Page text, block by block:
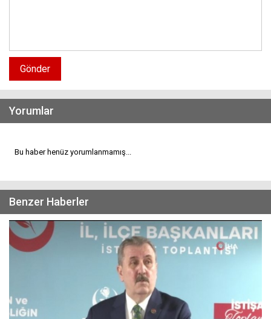
Gönder
Yorumlar
Bu haber henüz yorumlanmamış...
Benzer Haberler